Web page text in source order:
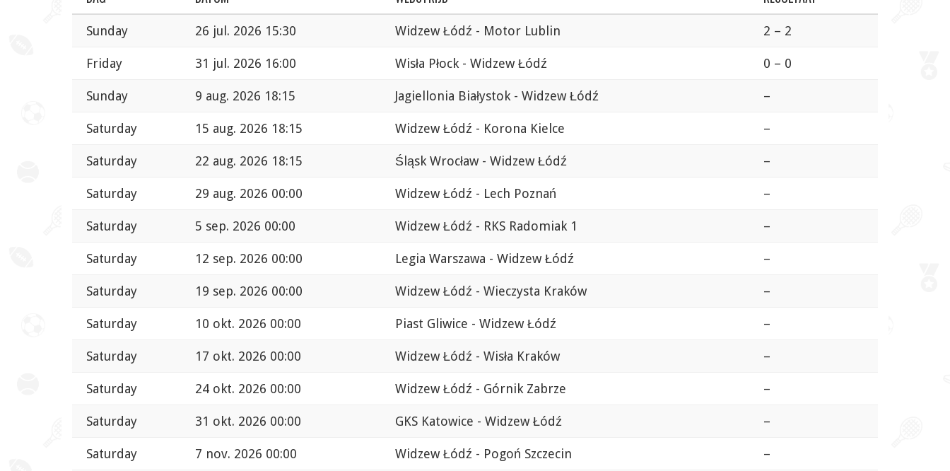
Sunday 26 jul. 2026 15:30 Widzew Łódź - Motor Lublin 2 – 2
Friday 31 jul. 2026 16:00 Wisła Płock - Widzew Łódź 0 – 0
Sunday 9 aug. 2026 18:15 Jagiellonia Białystok - Widzew Łódź –
Saturday 15 aug. 2026 18:15 Widzew Łódź - Korona Kielce –
Saturday 22 aug. 2026 18:15 Śląsk Wrocław - Widzew Łódź –
Saturday 29 aug. 2026 00:00 Widzew Łódź - Lech Poznań –
Saturday 5 sep. 2026 00:00 Widzew Łódź - RKS Radomiak 1 –
Saturday 12 sep. 2026 00:00 Legia Warszawa - Widzew Łódź –
Saturday 19 sep. 2026 00:00 Widzew Łódź - Wieczysta Kraków –
Saturday 10 okt. 2026 00:00 Piast Gliwice - Widzew Łódź –
Saturday 17 okt. 2026 00:00 Widzew Łódź - Wisła Kraków –
Saturday 24 okt. 2026 00:00 Widzew Łódź - Górnik Zabrze –
Saturday 31 okt. 2026 00:00 GKS Katowice - Widzew Łódź –
Saturday 7 nov. 2026 00:00 Widzew Łódź - Pogoń Szczecin –